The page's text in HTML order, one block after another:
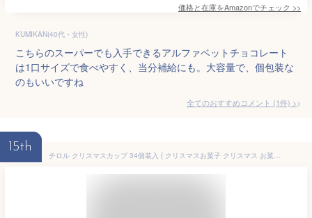
価格と在庫をAmazonでチェック >>
KUMIKAN(40代・女性)
こちらのスーパーでも入手できるアルファベットチョコレート
は1口サイズで食べやすく、当分補給にも。大容量で、個包装な
のもいいですね
全てのおすすめコメント (1件) >
15th
チロル クリスマスカップ 34個装入 { クリスマスお菓子 クリスマス お菓子 個包装 子供 チョコ チョコレート }{ 業務用 詰め合わせ 個包装 子供会 自治会 子ども会 クリスマス会 プレゼント 配布 イベント }[25I04]